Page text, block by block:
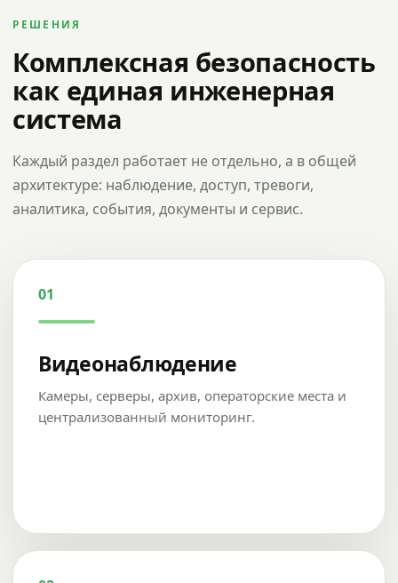
РЕШЕНИЯ
Комплексная безопасность
как единая инженерная
система
Каждый раздел работает не отдельно, а в общей
архитектуре: наблюдение, доступ, тревоги,
аналитика, события, документы и сервис.
01
Видеонаблюдение
Камеры, серверы, архив, операторские места и
централизованный мониторинг.